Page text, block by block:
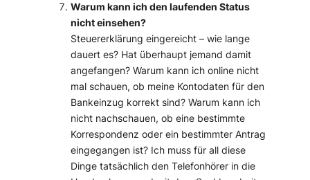
Warum kann ich den laufenden Status
nicht einsehen?
Steuererklärung eingereicht – wie lange
dauert es? Hat überhaupt jemand damit
angefangen? Warum kann ich online nicht
mal schauen, ob meine Kontodaten für den
Bankeinzug korrekt sind? Warum kann ich
nicht nachschauen, ob eine bestimmte
Korrespondenz oder ein bestimmter Antrag
eingegangen ist? Ich muss für all diese
Dinge tatsächlich den Telefonhörer in die